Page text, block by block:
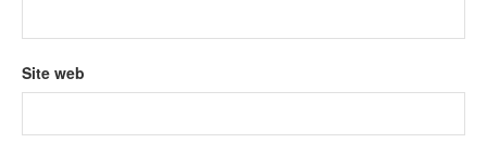
Site web